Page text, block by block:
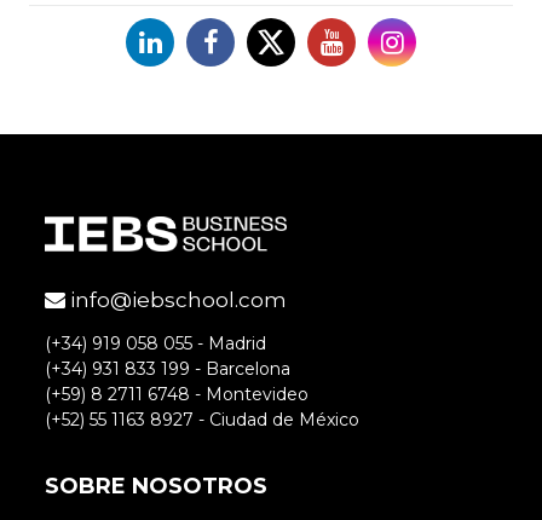
LinkedinFacebook
X YouTubeInstagram
info@iebschool.com
(+34) 919 058 055 - Madrid
(+34) 931 833 199 - Barcelona
(+59) 8 2711 6748 - Montevideo
(+52) 55 1163 8927 - Ciudad de México
SOBRE NOSOTROS